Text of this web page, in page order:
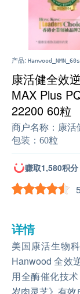
产品: Hanwood_NMN_60s
康活健全效
MAX Plus
22200 60粒
商户名称： 康活
包装： 60粒
赚取1,580积
详情
美国康活生物
Hanwood 全效
用全酶催化技